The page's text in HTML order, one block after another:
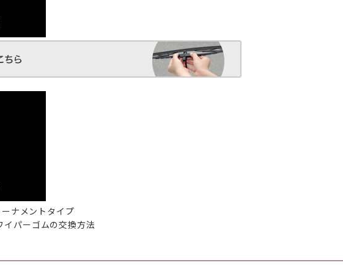
ナメントタイプ
イパーゴムの交換方法